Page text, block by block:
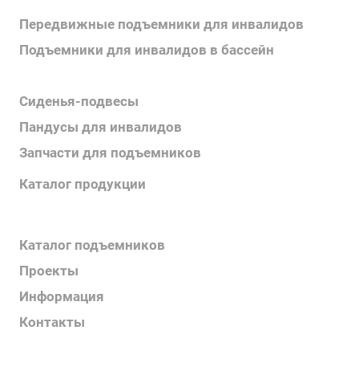
Передвижные подъемники для инвалидов
Подъемники для инвалидов в бассейн
Сиденья-подвесы
Пандусы для инвалидов
Запчасти для подъемников
Каталог продукции
Каталог подъемников
Проекты
Информация
Контакты